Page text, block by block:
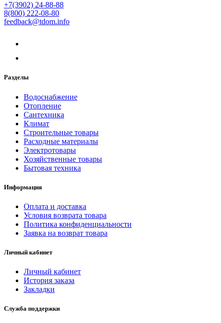
+7(3902) 24-88-88
8(800) 222-08-80
feedback@tdom.info
Разделы
Водоснабжение
Отопление
Сантехника
Климат
Строительные товары
Расходные материалы
Электротовары
Хозяйственные товары
Бытовая техника
Информация
Оплата и доставка
Условия возврата товара
Политика конфиденциальности
Заявка на возврат товара
Личный кабинет
Личный кабинет
История заказа
Закладки
Служба поддержки